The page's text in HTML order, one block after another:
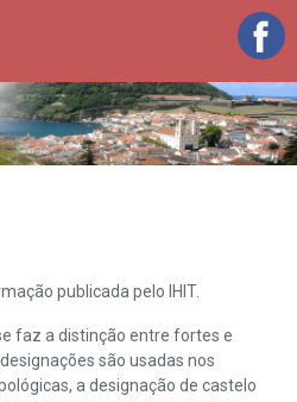
publicada pelo IHIT.
faz a distinção entre fortes e
são usadas nos
a designação de castelo